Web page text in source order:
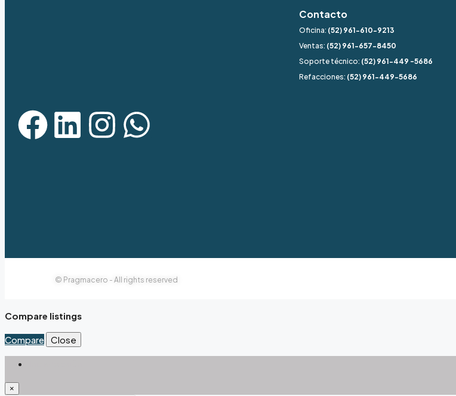
Contacto
Oficina: (52) 961-610-9213
Ventas: (52) 961-657-8450
Soporte técnico: (52) 961-449 -5686
Refacciones: (52) 961-449-5686
© Pragmacero - All rights reserved
Compare listings
Compare Close
×